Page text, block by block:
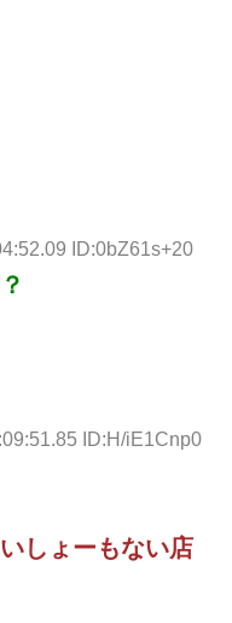
ID:0bZ61s+20
ID:H/iE1Cnp0
しょーもない店